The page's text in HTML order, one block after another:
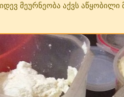
მეურნეობა აქვს აწყობილი